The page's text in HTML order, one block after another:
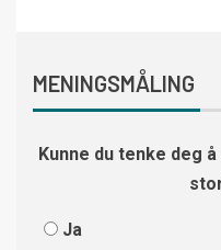
MENINGSMÅLING
Kunne du tenke deg
Ja